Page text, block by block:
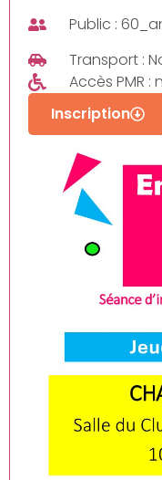
Public :
Transport :
Accès PMR :
Inscription